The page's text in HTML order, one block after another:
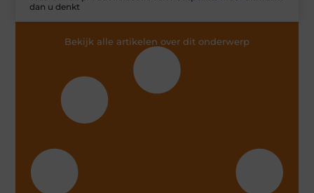
dan u denkt
Bekijk alle artikelen over dit onderwerp